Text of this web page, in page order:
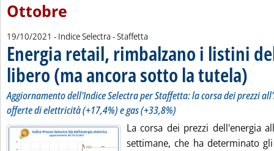
Ottobre
19/10/2021 - Indice Selectra - Staffetta
Energia retail, rimbalzano i listini
libero (ma ancora sotto la tutela)
Aggiornamento dell'Indice Selectra per Staffetta: la corsa dei prezzi
offerte di elettricità (+17,4%) e gas (+33,8%)
La corsa dei prezzi dell'energia
settimane, che ha determinato